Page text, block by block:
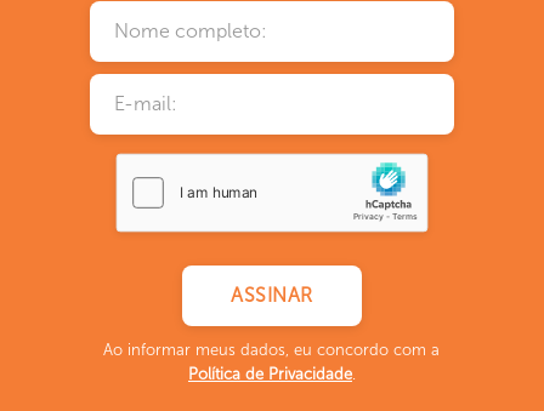
Ao informar meus dados, eu concordo com a
Política de Privacidade.